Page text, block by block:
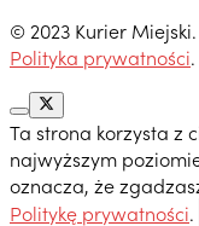
© 2023 Kurier
Polityka prywatności.
Ta strona korzysta z
najwyższym
oznacza, że
Politykę prywatności.